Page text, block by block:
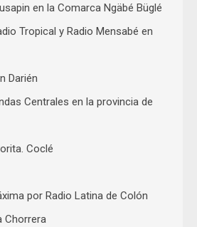
en la Comarca Ngäbé Büglé
Tropical y Radio Mensabé en
Darién
Centrales en la provincia de
Coclé
por Radio Latina de Colón
Chorrera